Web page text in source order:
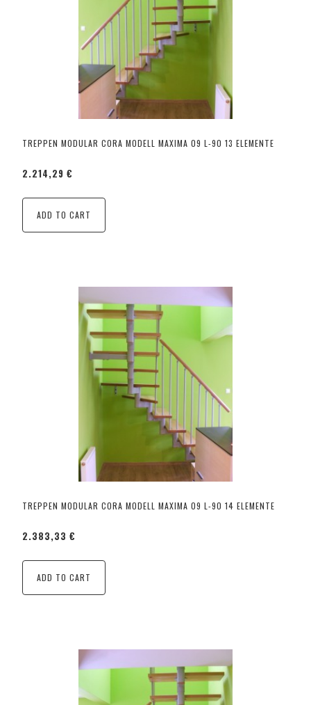
TREPPEN MODULAR CORA MODELL MAXIMA 09 L-90 13 ELEMENTE
2.214,29 €
ADD TO CART
TREPPEN MODULAR CORA MODELL MAXIMA 09 L-90 14 ELEMENTE
2.383,33 €
ADD TO CART